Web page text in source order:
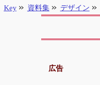
広告
Key 資料集 デザイン